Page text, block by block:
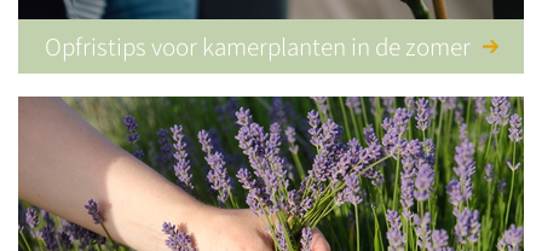
Opfristips voor kamerplanten in de zomer